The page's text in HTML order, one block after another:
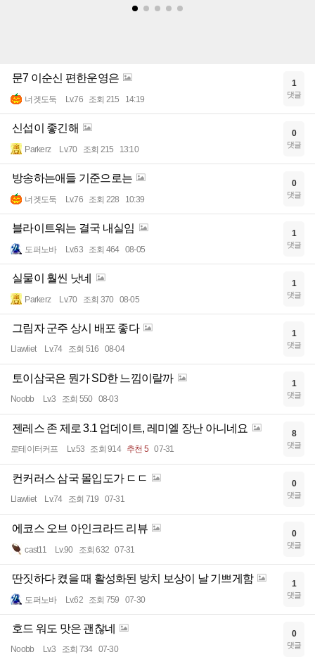
문7 이순신 편한운영은
너겟도둑 Lv.76 조회 215 14:19
1
댓글
신섭이 좋긴해
Parkerz Lv.70 조회 215 13:10
0
댓글
방송하는애들 기준으로는
너겟도둑 Lv.76 조회 228 10:39
0
댓글
블라이트워는 결국 내실임
도퍼노바 Lv.63 조회 464 08-05
1
댓글
실물이 훨씬 낫네
Parkerz Lv.70 조회 370 08-05
1
댓글
그림자 군주 상시 배포 좋다
Llawliet Lv.74 조회 516 08-04
1
댓글
토이삼국은 뭔가 SD한 느낌이랄까
Noobb Lv.3 조회 550 08-03
1
댓글
젠레스 존 제로 3.1 업데이트, 레미엘 장난 아니네요
로테이터커프 Lv.53 조회 914 추천 5 07-31
8
댓글
컨커러스 삼국 몰입도가 ㄷㄷ
Llawliet Lv.74 조회 719 07-31
0
댓글
에코스 오브 아인크라드 리뷰
cast11 Lv.90 조회 632 07-31
0
댓글
딴짓하다 켰을 때 활성화된 방치 보상이 날 기쁘게함
도퍼노바 Lv.62 조회 759 07-30
1
댓글
호드 워도 맛은 괜찮네
Noobb Lv.3 조회 734 07-30
0
댓글